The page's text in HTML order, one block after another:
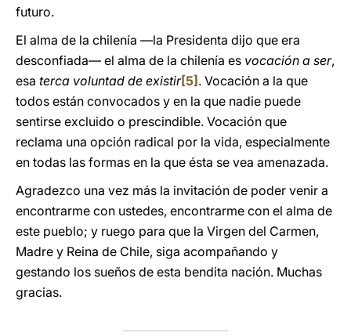
futuro.
El alma de la chilenía ―la Presidenta dijo que era
desconfiada― el alma de la chilenía es vocación a ser,
esa terca voluntad de existir[5] . Vocación a la que
todos están convocados y en la que nadie puede
sentirse excluido o prescindible. Vocación que
reclama una opción radical por la vida, especialmente
en todas las formas en la que ésta se vea amenazada.
Agradezco una vez más la invitación de poder venir a
encontrarme con ustedes, encontrarme con el alma de
este pueblo; y ruego para que la Virgen del Carmen,
Madre y Reina de Chile, siga acompañando y
gestando los sueños de esta bendita nación. Muchas
gracias.